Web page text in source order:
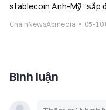
stablecoin Anh-Mỹ “sắp
ChainNewsAbmedia 05-10
Bình luận